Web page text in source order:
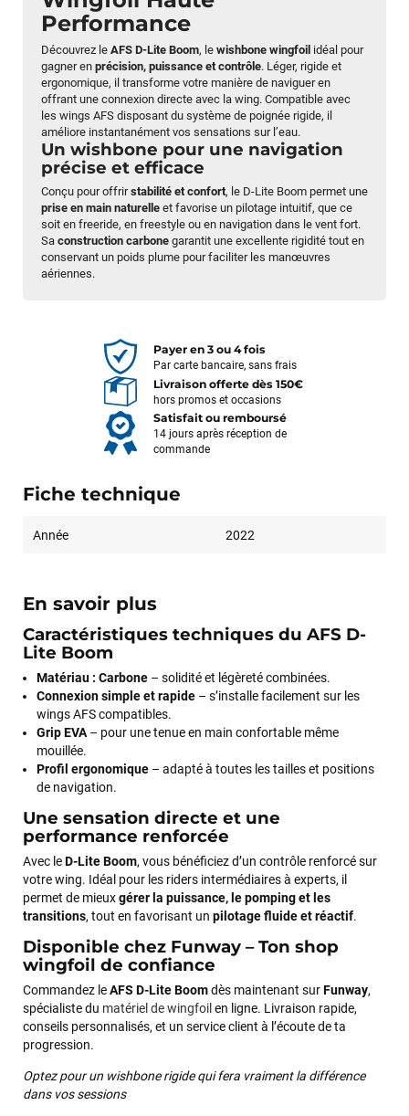
Performance
Découvrez le AFS D-Lite Boom, le wishbone wingfoil idéal pour
gagner en précision, puissance et contrôle. Léger, rigide et
ergonomique, il transforme votre manière de naviguer en
offrant une connexion directe avec la wing. Compatible avec
les wings AFS disposant du système de poignée rigide, il
améliore instantanément vos sensations sur l’eau.
Un wishbone pour une navigation
précise et efficace
Conçu pour offrirstabilité et confort, le D-Lite Boom permet une
prise en main naturelle et favorise un pilotage intuitif, que ce
soit en freeride, en freestyle ou en navigation dans le vent fort.
Sa construction carbone garantit une excellente rigidité tout en
conservant un poids plume pour faciliter les manœuvres
aériennes.
Payer en 3 ou 4 fois
Par carte bancaire, sans frais
Livraison offerte dès 150€
hors promos et occasions
Satisfait ou remboursé
14 jours après réception de
commande
Fiche technique
Année 2022
En savoir plus
Caractéristiques techniques du AFS D-
Lite Boom
Matériau : Carbone – solidité et légèreté combinées.
Connexion simple et rapide – s’installe facilement sur les
wings AFS compatibles.
Grip EVA – pour une tenue en main confortable même
mouillée.
Profil ergonomique – adapté à toutes les tailles et positions
de navigation.
Une sensation directe et une
performance renforcée
Avec leD-Lite Boom, vous bénéficiez d’un contrôle renforcé sur
votre wing. Idéal pour les riders intermédiaires à experts, il
permet de mieuxgérer la puissance, le pomping et les
transitions, tout en favorisant un pilotage fluide et réactif.
Disponible chez Funway – Ton shop
wingfoil de confiance
Commandez leAFS D-Lite Boomdès maintenant surFunway,
spécialiste du matériel de wingfoil en ligne. Livraison rapide,
conseils personnalisés, et un service client à l’écoute de ta
progression.
Optez pour un wishbone rigide qui fera vraiment la différence
dans vos sessions
J’ai commandé un pack via leur site internet. À peine la
commande validée, le magasin m’a appelé pour confirmer
avec moi les caractéristiques des équipements, me conseiller
sur le matériel à choisir, et m’a même offert du matériel en
plus. Niveau réactivité, c’est au top : la commande est partie
le lendemain, et j’ai bien reçu tout le matériel dans un colis
propre et soigné. Plus qu’à tester ça sur l’eau ! Je
recommande vivement ce magasin pour son